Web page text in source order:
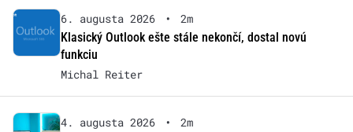
6. augusta 2026 •
2m
Klasický Outlook ešte stále nekončí, dostal novú
funkciu
Michal Reiter
4. augusta 2026 •
2m